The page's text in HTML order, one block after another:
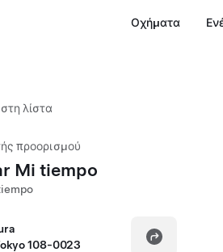
Οχήματα
λίστα
προορισμού
Mi tiempo
108-0023